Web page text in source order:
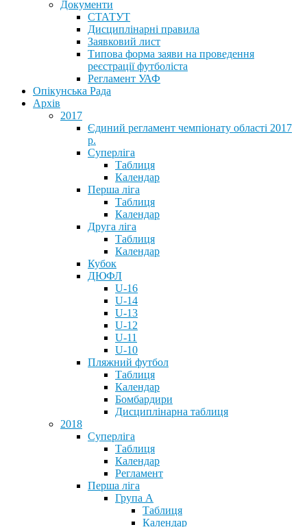
Документи
СТАТУТ
Дисциплінарні правила
Заявковий лист
Типова форма заяви на проведення
реєстрації футболіста
Регламент УАФ
Опікунська Рада
Архів
2017
Єдиний регламент чемпіонату області 2017
р.
Суперліга
Таблиця
Календар
Перша ліга
Таблиця
Календар
Друга ліга
Таблиця
Календар
Кубок
ДЮФЛ
U-16
U-14
U-13
U-12
U-11
U-10
Пляжний футбол
Таблиця
Календар
Бомбардири
Дисциплінарна таблиця
2018
Суперліга
Таблиця
Календар
Регламент
Перша ліга
Група А
Таблиця
Календар